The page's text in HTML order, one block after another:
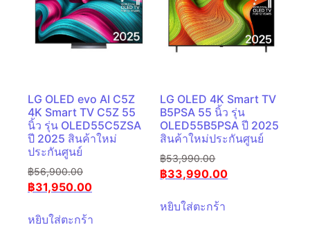
LG OLED evo AI C5Z
4K Smart TV C5Z 55
นิ้ว รุ่น OLED55C5ZSA
ปี 2025 สินค้าใหม่
ประกันศูนย์
฿56,900.00
฿31,950.00
หยิบใส่ตะกร้า
LG OLED 4K Smart TV
B5PSA 55 นิ้ว รุ่น
OLED55B5PSA ปี 2025
สินค้าใหม่ประกันศูนย์
฿53,990.00
฿33,990.00
หยิบใส่ตะกร้า